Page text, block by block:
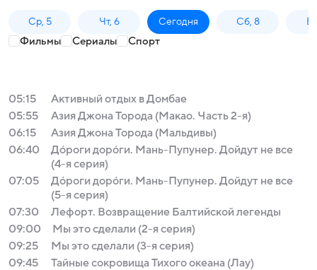
Ср, 5 Чт, 6 Сегодня Сб, 8
Фильмы Сериалы Спорт
05:15
Активный отдых в Домбае
05:55
Азия Джона Торода (Макао. Часть 2-я)
06:15
Азия Джона Торода (Мальдивы)
06:40
Дóроги дорóги. Мань-Пупунер. Дойдут не все
(4-я серия)
07:05
Дóроги дорóги. Мань-Пупунер. Дойдут не все
(5-я серия)
07:30
Лефорт. Возвращение Балтийской легенды
09:00
Мы это сделали (2-я серия)
09:25
Мы это сделали (3-я серия)
09:45
Тайные сокровища Тихого океана (Лау)